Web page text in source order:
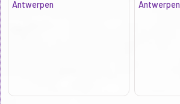
Antwerpen
Antwerpen